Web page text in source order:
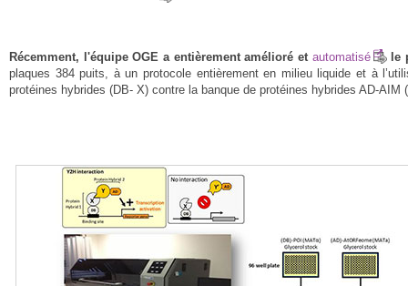
Récemment, l'équipe OGE a entièrementamélioré et automatisé
le
plaques 384 puits, à un protocole entièrement en milieu liquide et à
protéines hybrides (DB- X) contre la banque de protéines hybrides AD-AIM